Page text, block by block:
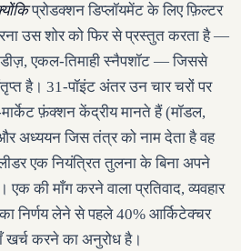
प्रोडक्शन डिप्लॉयमेंट के लिए फ़िल्टर
उस शोर को फिर से प्रस्तुत करता है —
एकल-तिमाही स्नैपशॉट — जिससे
है। 31-पॉइंट अंतर उन चार चरों पर
फ़ंक्शन केंद्रीय मानते हैं (मॉडल,
अध्ययन जिस तंत्र को नाम देता है वह
एक नियंत्रित तुलना के बिना अपने
की माँग करने वाला प्रतिवाद, व्यवहार
निर्णय लेने से पहले 40% आर्किटेक्चर
खर्च करने का अनुरोध है।